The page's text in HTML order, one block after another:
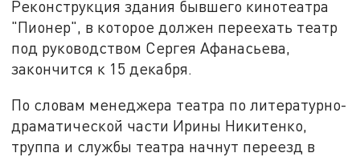
Реконструкция здания бывшего кинотеатра
"Пионер", в которое должен переехать театр
под руководством Сергея Афанасьева,
закончится к 15 декабря.
По словам менеджера театра по литературно-
драматической части Ирины Никитенко,
труппа и службы театра начнут переезд в